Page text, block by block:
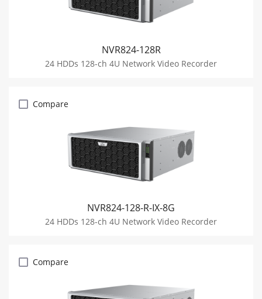
NVR824-128R
24 HDDs 128-ch 4U Network Video Recorder
Compare
NVR824-128-R-IX-8G
24 HDDs 128-ch 4U Network Video Recorder
Compare